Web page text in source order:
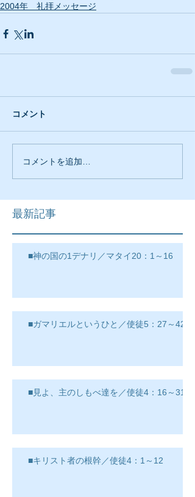
2004年 礼拝メッセージ
コメント
コメントを追加…
最新記事
■神の国の1デナリ／マタイ20：1～16
■ガマリエルというひと／使徒5：27～42
■見よ、主のしもべ達を／使徒4：16～31
■キリスト者の根幹／使徒4：1～12